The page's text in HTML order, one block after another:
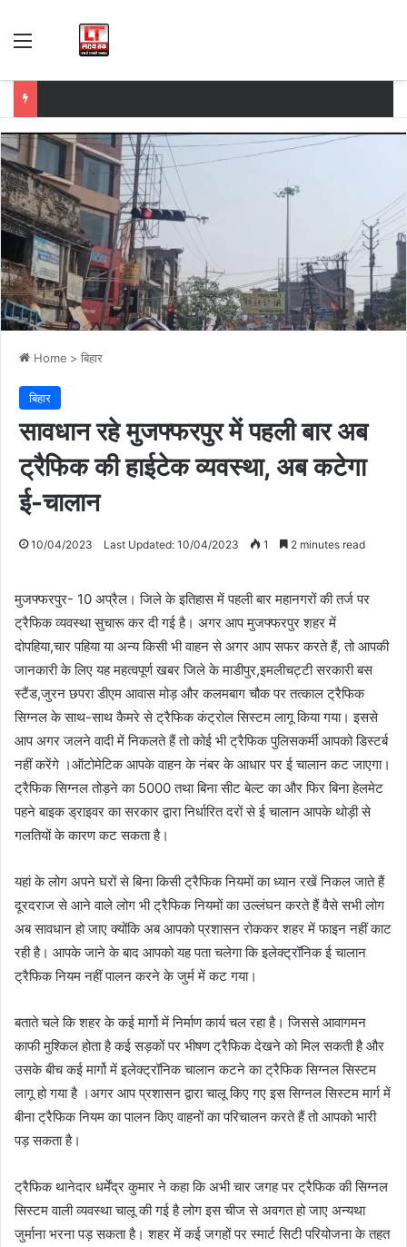
Menu
Home > बिहार
बिहार
सावधान रहे मुजफ्फरपुर में पहली बार अब
ट्रैफिक की हाईटेक व्यवस्था, अब कटेगा
ई-चालान
10/04/2023 Last Updated: 10/04/2023 1 2 minutes read
मुजफ्फरपुर- 10 अप्रैल। जिले के इतिहास में पहली बार महानगरों की तर्ज पर
ट्रैफिक व्यवस्था सुचारू कर दी गई है। अगर आप मुजफ्फरपुर शहर में
दोपहिया,चार पहिया या अन्य किसी भी वाहन से अगर आप सफर करते हैं, तो आपकी
जानकारी के लिए यह महत्वपूर्ण खबर जिले के माडीपुर,इमलीचट्टी सरकारी बस
स्टैंड,जुरन छपरा डीएम आवास मोड़ और कलमबाग चौक पर तत्काल ट्रैफिक
सिग्नल के साथ-साथ कैमरे से ट्रैफिक कंट्रोल सिस्टम लागू किया गया। इससे
आप अगर जलने वादी में निकलते हैं तो कोई भी ट्रैफिक पुलिसकर्मी आपको डिस्टर्ब
नहीं करेंगे ।ऑटोमेटिक आपके वाहन के नंबर के आधार पर ई चालान कट जाएगा।
ट्रैफिक सिग्नल तोड़ने का 5000 तथा बिना सीट बेल्ट का और फिर बिना हेलमेट
पहने बाइक ड्राइवर का सरकार द्वारा निर्धारित दरों से ई चालान आपके थोड़ी से
गलतियों के कारण कट सकता है।
यहां के लोग अपने घरों से बिना किसी ट्रैफिक नियमों का ध्यान रखें निकल जाते हैं
दूरदराज से आने वाले लोग भी ट्रैफिक नियमों का उल्लंघन करते हैं वैसे सभी लोग
अब सावधान हो जाए क्योंकि अब आपको प्रशासन रोककर शहर में फाइन नहीं काट
रही है। आपके जाने के बाद आपको यह पता चलेगा कि इलेक्ट्रॉनिक ई चालान
ट्रैफिक नियम नहीं पालन करने के जुर्म में कट गया।
बताते चले कि शहर के कई मार्गो में निर्माण कार्य चल रहा है। जिससे आवागमन
काफी मुश्किल होता है कई सड़कों पर भीषण ट्रैफिक देखने को मिल सकती है और
उसके बीच कई मार्गो में इलेक्ट्रॉनिक चालान कटने का ट्रैफिक सिग्नल सिस्टम
लागू हो गया है ।अगर आप प्रशासन द्वारा चालू किए गए इस सिग्नल सिस्टम मार्ग में
बीना ट्रैफिक नियम का पालन किए वाहनों का परिचालन करते हैं तो आपको भारी
पड़ सकता है।
ट्रैफिक थानेदार धर्मेंद्र कुमार ने कहा कि अभी चार जगह पर ट्रैफिक की सिग्नल
सिस्टम वाली व्यवस्था चालू की गई है लोग इस चीज से अवगत हो जाए अन्यथा
जुर्माना भरना पड़ सकता है। शहर में कई जगहों पर स्मार्ट सिटी परियोजना के तहत